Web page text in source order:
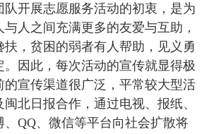
队开展志愿服务活动的初衷，是为
人之间充满更多的友爱与互助，
扶，贫困的弱者有人帮助，见义勇
。因此，每次活动的宣传就显得极
的宣传渠道很广泛，平常较大型活
北日报合作，通过电视、报纸、
QQ、微信等平台向社会扩散将